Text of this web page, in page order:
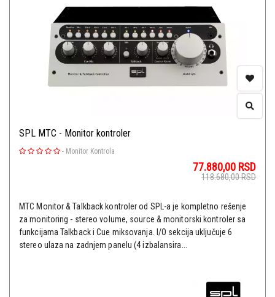
SPL MTC - Monitor kontroler
- Monitor Kontrola
77.880,00 RSD
118.680,00RSD
MTC Monitor & Talkback kontroler od SPL-a je kompletno rešenje
za monitoring - stereo volume, source & monitorski kontroler sa
funkcijama Talkback i Cue miksovanja. I/O sekcija uključuje 6
stereo ulaza na zadnjem panelu (4 izbalansira...